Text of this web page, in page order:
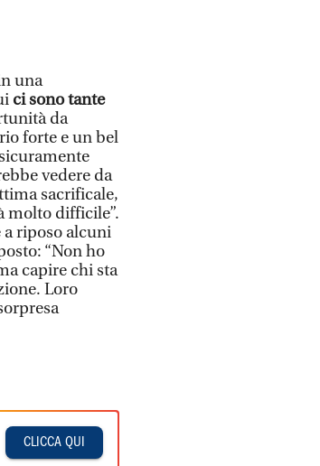
una
ci sono tante
da
forte e un bel
vedere da
sacrificale,
molto difficile”.
a riposo alcuni
“Non ho
capire chi sta
Loro
CLICCA QUI